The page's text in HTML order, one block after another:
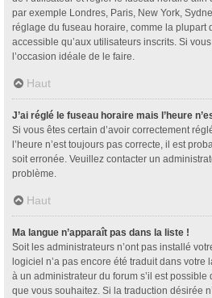
par exemple Londres, Paris, New York,
réglage du fuseau horaire, comme la plupart
accessible qu’aux utilisateurs inscrits. Si vous
l’occasion idéale de le faire.
Haut
J’ai réglé le fuseau horaire mais l’heure
Si vous êtes certain d’avoir correctement
l’heure n’est toujours pas correcte, il est
soit erronée. Veuillez contacter un
problème.
Haut
Ma langue n’apparaît pas dans la liste !
Soit les administrateurs n’ont pas installé
logiciel n’a pas encore été traduit dans votre
à un administrateur du forum s’il est
que vous souhaitez. Si la traduction désirée